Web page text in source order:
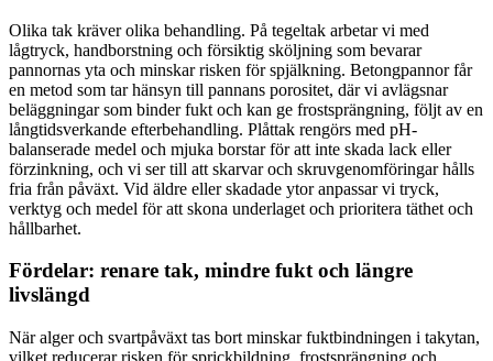
Olika tak kräver olika behandling. På tegeltak arbetar vi med
lågtryck, handborstning och försiktig sköljning som bevarar
pannornas yta och minskar risken för spjälkning. Betongpannor får
en metod som tar hänsyn till pannans porositet, där vi avlägsnar
beläggningar som binder fukt och kan ge frostsprängning, följt av en
långtidsverkande efterbehandling. Plåttak rengörs med pH-
balanserade medel och mjuka borstar för att inte skada lack eller
förzinkning, och vi ser till att skarvar och skruvgenomföringar hålls
fria från påväxt. Vid äldre eller skadade ytor anpassar vi tryck,
verktyg och medel för att skona underlaget och prioritera täthet och
hållbarhet.
Fördelar: renare tak, mindre fukt och längre
livslängd
När alger och svartpåväxt tas bort minskar fuktbindningen i takytan,
vilket reducerar risken för sprickbildning, frostsprängning och